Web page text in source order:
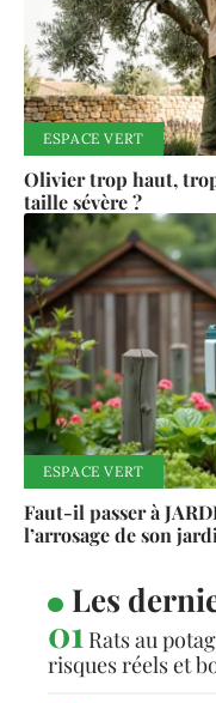
ESPACE VERT
Olivier trop haut,
taille sévère ?
ESPACE VERT
Faut-il passer à
l’arrosage de son
Les
Rats au
risques réels et